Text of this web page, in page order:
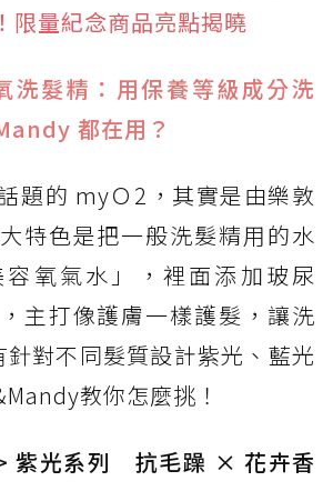
限量紀念商品亮點揭曉
洗髮精：用保養等級成分洗
都在用？
題的 myＯ2，其實是由樂敦
特色是把一般洗髮精用的水
氧氣水」，裡面添加玻尿
主打像護膚一樣護髮，讓洗
對不同髮質設計紫光、藍光
教你怎麼挑！
紫光系列 抗毛躁 × 花卉香